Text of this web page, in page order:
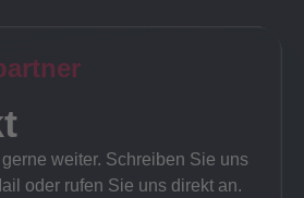
weiter. Schreiben Sie uns
oder rufen Sie uns direkt an.